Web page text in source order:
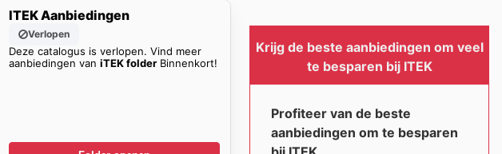
ITEK Aanbiedingen
Verlopen
Deze catalogus is verlopen. Vind meer
aanbiedingen vaniTEK folder Binnenkort!
Krijg de beste aanbiedingen om veel
te besparen bij ITEK
Profiteer van de beste
aanbiedingen om te besparen